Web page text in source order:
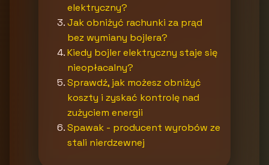
elektryczny?
Jak obniżyć rachunki za prąd
bez wymiany bojlera?
Kiedy bojler elektryczny staje się
nieopłacalny?
Sprawdź, jak możesz obniżyć
koszty i zyskać kontrolę nad
zużyciem energii
Spawak - producent wyrobów ze
stali nierdzewnej